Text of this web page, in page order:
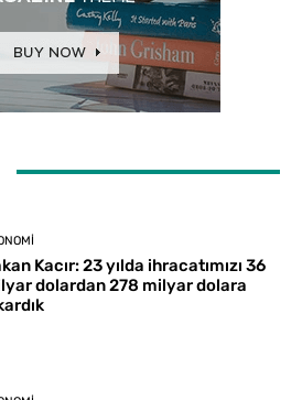
Kacır: 23 yılda ihracatımızı 36
dolardan 278 milyar dolara